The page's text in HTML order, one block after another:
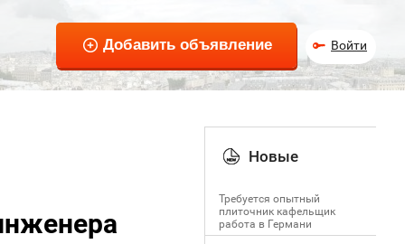
Войти
Новые
Требуется опытный
плиточник кафельщик
работa в Германи